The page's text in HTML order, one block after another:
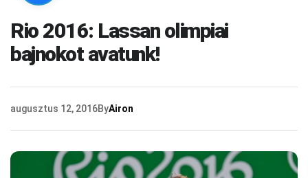
Rio 2016: Lassan olimpiai
bajnokot avatunk!
augusztus 12, 2016ByAiron